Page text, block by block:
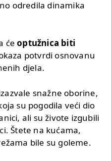
odredila dinamika
ćeoptužnica biti
potvrdi osnovanu
djela.
snažne oborine,
su pogodila veći dio
ali su živote izgubili
Štete na kućama,
bile su goleme.